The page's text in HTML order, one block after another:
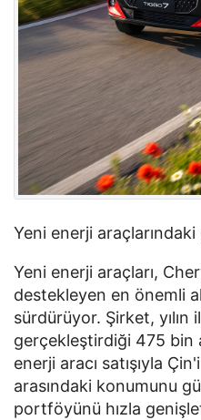
Yeni enerji araçlarındaki
Yeni enerji araçları,
destekleyen en önemli
sürdürüyor. Şirket, yılın
gerçekleştirdiği 475 bin
enerji aracı satışıyla
arasındaki konumunu
portföyünü hızla